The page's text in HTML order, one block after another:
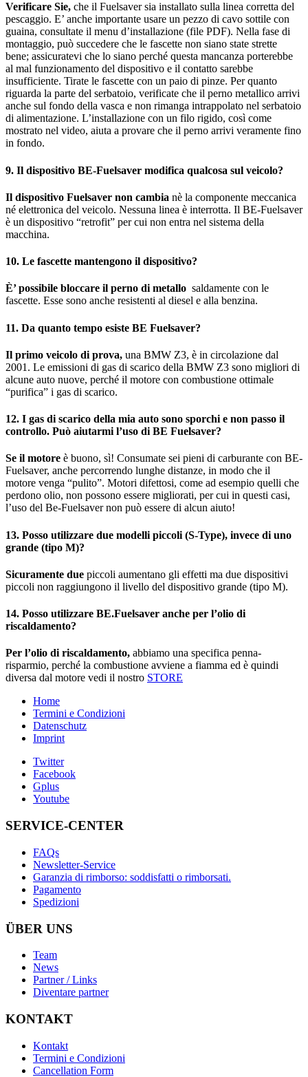
Verificare Sie, che il Fuelsaver sia installato sulla linea corretta del
pescaggio. E’ anche importante usare un pezzo di cavo sottile con
guaina, consultate il menu d’installazione (file PDF). Nella fase di
montaggio, può succedere che le fascette non siano state strette
bene; assicuratevi che lo siano perché questa mancanza porterebbe
al mal funzionamento del dispositivo e il contatto sarebbe
insufficiente. Tirate le fascette con un paio di pinze. Per quanto
riguarda la parte del serbatoio, verificate che il perno metallico arrivi
anche sul fondo della vasca e non rimanga intrappolato nel serbatoio
di alimentazione. L’installazione con un filo rigido, così come
mostrato nel video, aiuta a provare che il perno arrivi veramente fino
in fondo.
9. Il dispositivo BE-Fuelsaver modifica qualcosa sul veicolo?
Il dispositivo Fuelsaver non cambia nè la componente meccanica
né elettronica del veicolo. Nessuna linea è interrotta. Il BE-Fuelsaver
è un dispositivo “retrofit” per cui non entra nel sistema della
macchina.
10. Le fascette mantengono il dispositivo?
È’ possibile bloccare il perno di metallo saldamente con le
fascette. Esse sono anche resistenti al diesel e alla benzina.
11. Da quanto tempo esiste BE Fuelsaver?
Il primo veicolo di prova, una BMW Z3, è in circolazione dal
2001. Le emissioni di gas di scarico della BMW Z3 sono migliori di
alcune auto nuove, perché il motore con combustione ottimale
“purifica” i gas di scarico.
12. I gas di scarico della mia auto sono sporchi e non passo il
controllo. Può aiutarmi l’uso di BE Fuelsaver?
Se il motore è buono, sì! Consumate sei pieni di carburante con BE-
Fuelsaver, anche percorrendo lunghe distanze, in modo che il
motore venga “pulito”. Motori difettosi, come ad esempio quelli che
perdono olio, non possono essere migliorati, per cui in questi casi,
l’uso del Be-Fuelsaver non può essere di alcun aiuto!
13. Posso utilizzare due modelli piccoli (S-Type), invece di uno
grande (tipo M)?
Sicuramente due piccoli aumentano gli effetti ma due dispositivi
piccoli non raggiungono il livello del dispositivo grande (tipo M).
14. Posso utilizzare BE.Fuelsaver anche per l’olio di
riscaldamento?
Per l’olio di riscaldamento, abbiamo una specifica penna-
risparmio, perché la combustione avviene a fiamma ed è quindi
diversa dal motore vedi il nostro STORE
Home
Termini e Condizioni
Datenschutz
Imprint
Twitter
Facebook
Gplus
Youtube
SERVICE-CENTER
FAQs
Newsletter-Service
Garanzia di rimborso: soddisfatti o rimborsati.
Pagamento
Spedizioni
ÜBER UNS
Team
News
Partner / Links
Diventare partner
KONTAKT
Kontakt
Termini e Condizioni
Cancellation Form